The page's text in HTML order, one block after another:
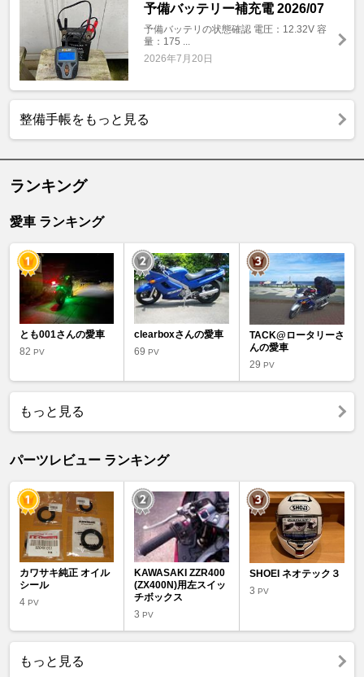
予備バッテリー補充電 2026/07
予備バッテリの状態確認 電圧：12.32V 容
量：175 ...
2026年7月20日
整備手帳をもっと見る
ランキング
愛車 ランキング
とも001さんの愛車
82 PV
clearboxさんの愛車
69PV
TACK@ロータリーさ
んの愛車
29 PV
もっと見る
パーツレビュー ランキング
カワサキ純正 オイル
シール
4 PV
KAWASAKI ZZR400
(ZX400N)用左スイッ
チボックス
3PV
SHOEI ネオテック３
3 PV
もっと見る